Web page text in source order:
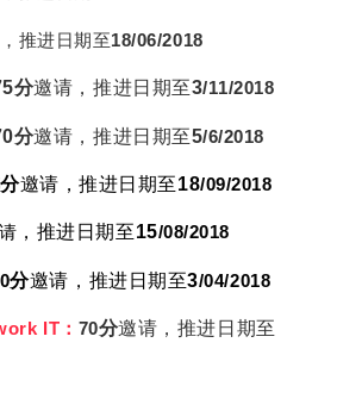
推进日期至18/06/2018
分邀请，推进日期至3/11/2018
分邀请，推进日期至5/6/2018
分邀请 ，推进日期至18/09/2018
，推进日期至15/08/2018
分邀请 ，推进日期至3/04/2018
IT： 70分邀请 ，推进日期至